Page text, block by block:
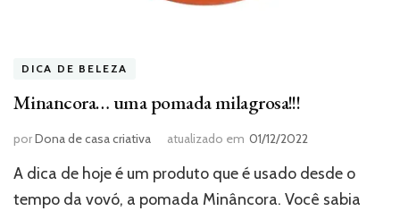
DICA DE BELEZA
Minancora… uma pomada milagrosa!!!
porDona de casa criativa atualizado em 01/12/2022
A dica de hoje é um produto que é usado desde o
tempo da vovó, a pomada Minâncora. Você sabia